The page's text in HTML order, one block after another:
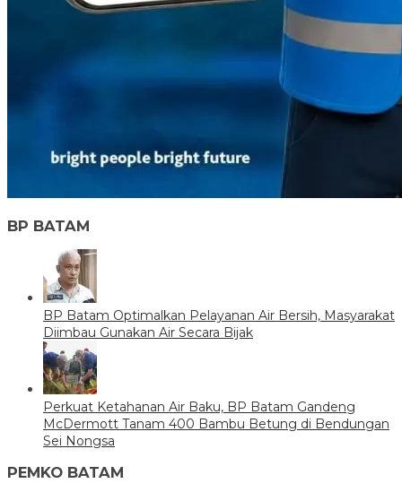
BP BATAM
BP Batam Optimalkan Pelayanan Air Bersih, Masyarakat
Diimbau Gunakan Air Secara Bijak
Perkuat Ketahanan Air Baku, BP Batam Gandeng
McDermott Tanam 400 Bambu Betung di Bendungan
Sei Nongsa
PEMKO BATAM